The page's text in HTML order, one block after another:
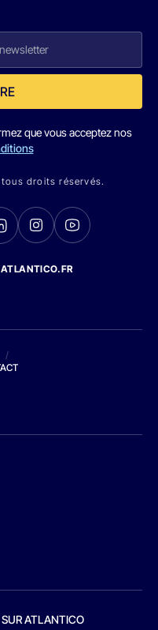
que vous acceptez nos
droits réservés.
/
ATLANTICO